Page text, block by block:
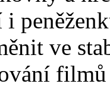
i
ve